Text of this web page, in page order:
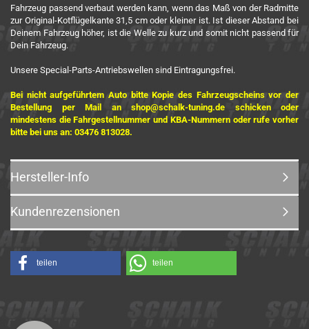
Fahrzeug passend verbaut werden kann, wenn das Maß von der Radmitte
zur Original-Kotflügelkante 31,5 cm oder kleiner ist. Ist dieser Abstand bei
Deinem Fahrzeug höher, ist die Welle zu kurz und somit nicht passend für
Dein Fahrzeug.
Unsere Special-Parts-Antriebswellen sind Eintragungsfrei.
Bei nicht aufgeführtem Auto bitte Kopie des Fahrzeugscheins vor der
Bestellung per Mail an shop@schalk-tuning.de schicken oder
mindestens die Fahrgestellnummer und KBA-Nummern oder rufe vorher
bitte bei uns an: 03476 813028.
Hersteller-Info
Kundenrezensionen
teilen teilen